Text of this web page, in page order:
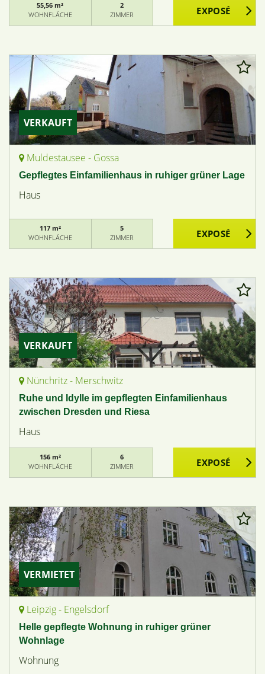
55,56 m²
WOHNFLÄCHE
2
ZIMMER
VERKAUFT
Muldestausee - Gossa
Gepflegtes Einfamilienhaus in ruhiger grüner Lage
Haus
117 m²
WOHNFLÄCHE
5
ZIMMER
VERKAUFT
Nünchritz - Merschwitz
Ruhe und Idylle im gepflegten Einfamilienhaus
zwischen Dresden und Riesa
Haus
156 m²
WOHNFLÄCHE
6
ZIMMER
VERMIETET
Leipzig - Engelsdorf
Helle gepflegte Wohnung in ruhiger grüner
Wohnlage
Wohnung